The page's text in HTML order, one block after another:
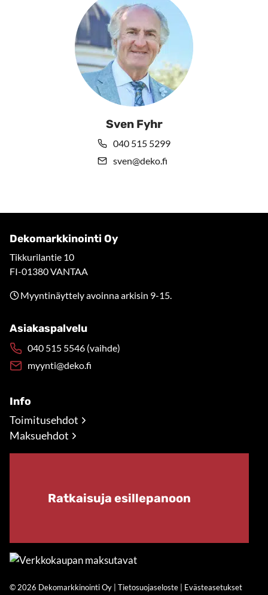
Sven Fyhr
040 515 5299
sven@deko.fi
Dekomarkkinointi Oy
Tikkurilantie 10
FI-01380 VANTAA
Myyntinäyttely avoinna arkisin 9-15.
Asiakaspalvelu
040 515 5546 (vaihde)
myynti@deko.fi
Info
Toimitusehdot
Maksuehdot
Ratkaisuja esillepanoon
© 2026 Dekomarkkinointi Oy | Tietosuojaseloste Evästeasetukset